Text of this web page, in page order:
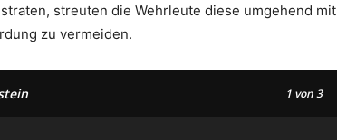
streuten die Wehrleute diese umgehend mit
zu vermeiden.
1 von 3